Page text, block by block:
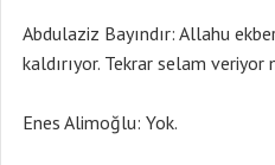
Abdulaziz Bayındır: Allahu
kaldırıyor. Tekrar selam veriyor
Enes Alimoğlu: Yok.